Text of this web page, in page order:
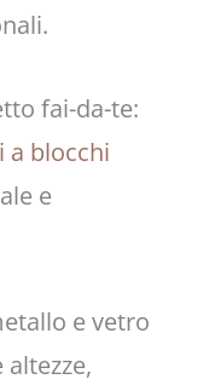
fai-da-te:
a blocchi
e
e vetro